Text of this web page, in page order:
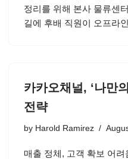
정리를 위해 본사 물류센
길에 후배 직원이 오프라
카카오채널, ‘나만
전략
by Harold Ramirez
매출 정체, 고객 확보 어려